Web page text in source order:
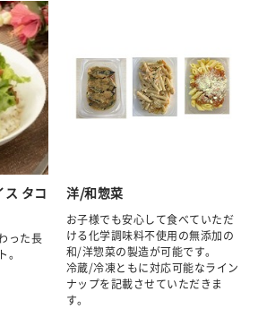
タコ
った長
洋/和惣菜
お子様でも安心して食べていただ
ける化学調味料不使用の無添加の
和/洋惣菜の製造が可能です。
冷蔵/冷凍ともに対応可能なライン
ナップを記載させていただきま
す。